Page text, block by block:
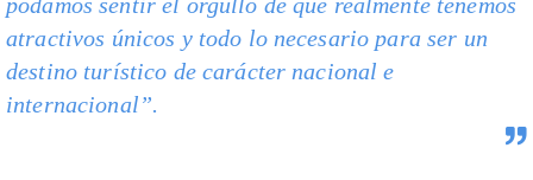
atractivos únicos y todo lo necesario para ser un
destino turístico de carácter nacional e
internacional”.